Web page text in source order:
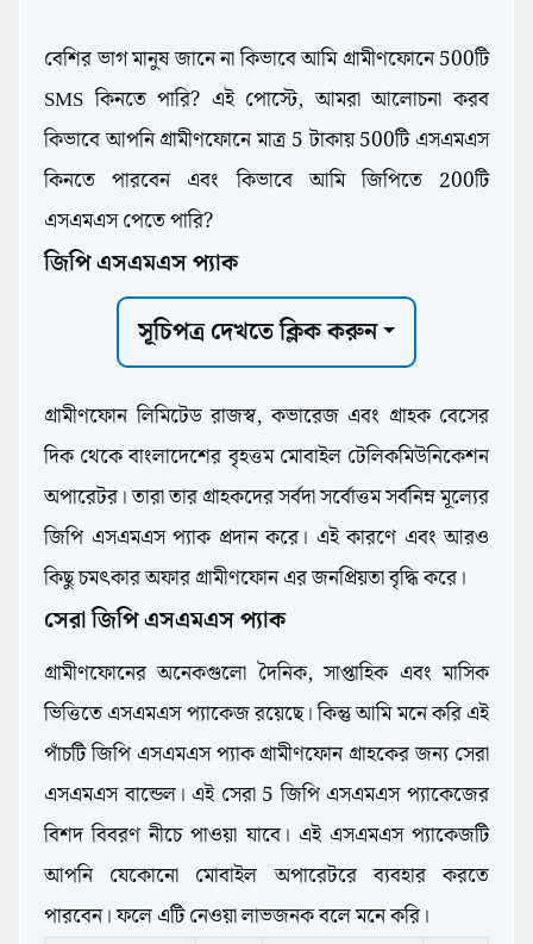
বেশির ভাগ মানুষ জানে না কিভাবে আমি গ্রামীণফোনে 500টি
SMS কিনতে পারি? এই পোস্টে, আমরা আলোচনা করব
কিভাবে আপনি গ্রামীণফোনে মাত্র 5 টাকায় 500টি এসএমএস
কিনতে পারবেন এবং কিভাবে আমি জিপিতে 200টি
এসএমএস পেতে পারি?
জিপি এসএমএস প্যাক
সূচিপত্র দেখতে ক্লিক করুন
গ্রামীণফোন লিমিটেড রাজস্ব, কভারেজ এবং গ্রাহক বেসের
দিক থেকে বাংলাদেশের বৃহত্তম মোবাইল টেলিকমিউনিকেশন
অপারেটর। তারা তার গ্রাহকদের সর্বদা সর্বোত্তম সর্বনিম্ন মূল্যের
জিপি এসএমএস প্যাক প্রদান করে। এই কারণে এবং আরও
কিছু চমৎকার অফার গ্রামীণফোন এর জনপ্রিয়তা বৃদ্ধি করে।
সেরা জিপি এসএমএস প্যাক
গ্রামীণফোনের অনেকগুলো দৈনিক, সাপ্তাহিক এবং মাসিক
ভিত্তিতে এসএমএস প্যাকেজ রয়েছে। কিন্তু আমি মনে করি এই
পাঁচটি জিপি এসএমএস প্যাক গ্রামীণফোন গ্রাহকের জন্য সেরা
এসএমএস বান্ডেল। এই সেরা 5 জিপি এসএমএস প্যাকেজের
বিশদ বিবরণ নীচে পাওয়া যাবে। এই এসএমএস প্যাকেজটি
আপনি যেকোনো মোবাইল অপারেটরে ব্যবহার করতে
পারবেন। ফলে এটি নেওয়া লাভজনক বলে মনে করি।